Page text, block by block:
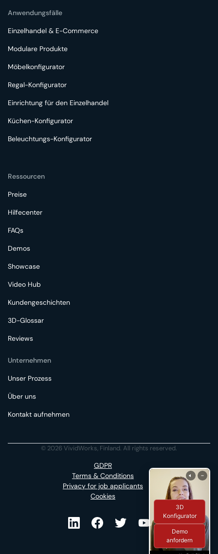
Anwendungsfälle
Einzelhandel & E-Commerce
Modulare Produkte
Möbelkonfigurator
Regal-Konfigurator
Einrichtung für den Einzelhandel
Küchen-Konfigurator
Beleuchtungs-Konfigurator
Ressourcen
Preise
Hilfecenter
FAQs
Demos
Showcase
Video Hub
Kundengeschichten
3D-Glossar
Reviews
Unternehmen
Unser Prozess
Über uns
Kontakt aufnehmen
© 2026 VividWorks, Finland. All rights reserved.
GDPR
Terms & Conditions
Privacy for job applicants
Cookies
3D
Konfigurator
Demo
anfordern